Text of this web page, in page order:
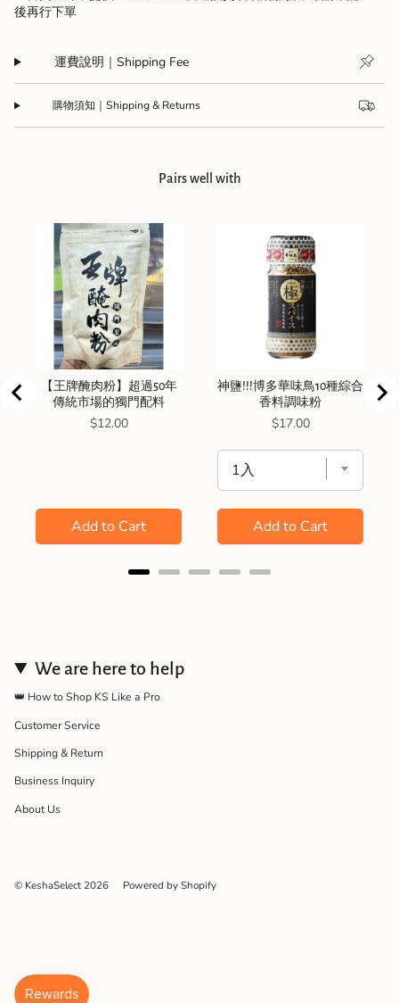
後再行下單
運費說明｜Shipping Fee
購物須知｜Shipping & Returns
Pairs well with
【王牌醃肉粉】超過50年
傳統市場的獨門配料
Price
$12.00
Add to Cart
神鹽!!!博多華味鳥10種綜合
香料調味粉
Price
$17.00
Add to Cart
We are here to help
👑 How to Shop KS Like a Pro
Customer Service
Shipping & Return
Business Inquiry
About Us
© KeshaSelect 2026 Powered by Shopify